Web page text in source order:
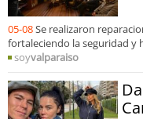
05-08Se realizaron
fortaleciendo la seguridad y
soyvalparaiso